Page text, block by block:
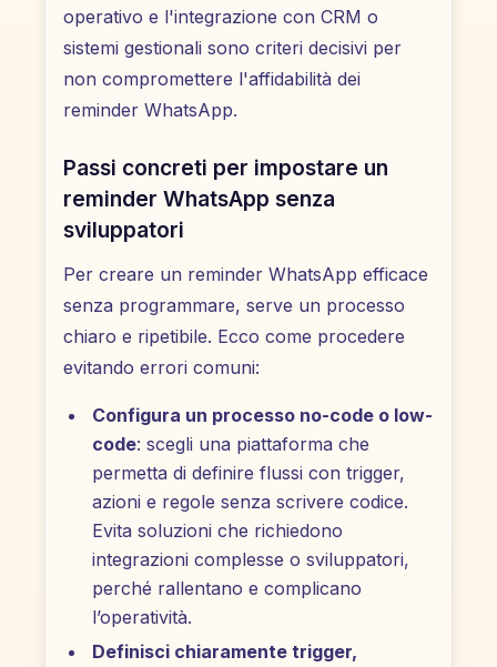
operativo e l'integrazione con CRM o
sistemi gestionali sono criteri decisivi per
non compromettere l'affidabilità dei
reminder WhatsApp.
Passi concreti per impostare un
reminder WhatsApp senza
sviluppatori
Per creare un reminder WhatsApp efficace
senza programmare, serve un processo
chiaro e ripetibile. Ecco come procedere
evitando errori comuni:
Configura un processo no-code o low-
code: scegli una piattaforma che
permetta di definire flussi con trigger,
azioni e regole senza scrivere codice.
Evita soluzioni che richiedono
integrazioni complesse o sviluppatori,
perché rallentano e complicano
l’operatività.
Definisci chiaramente trigger,